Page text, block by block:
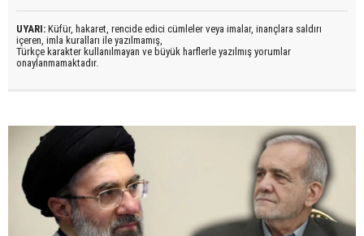
UYARI: Küfür, hakaret, rencide edici cümleler veya imalar, inançlara saldırı
içeren, imla kuralları ile yazılmamış,
Türkçe karakter kullanılmayan ve büyük harflerle yazılmış yorumlar
onaylanmamaktadır.